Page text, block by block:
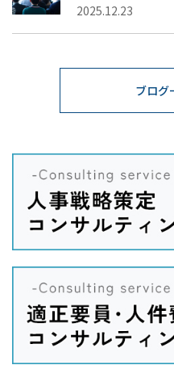
2025.12.23
ブログ